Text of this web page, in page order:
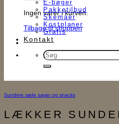
Ingen varer i kurven.
Tilbage til shoppen
E-bøger
Pakketilbud
Skemaer
Kostplaner
Gratis
Kontakt
Søg
efter:
Sundere søde sager og snacks
LÆKKER